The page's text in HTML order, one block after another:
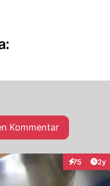
Kommentar
75
Interaktionen
2y